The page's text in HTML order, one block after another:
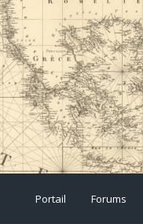
Portail Forums